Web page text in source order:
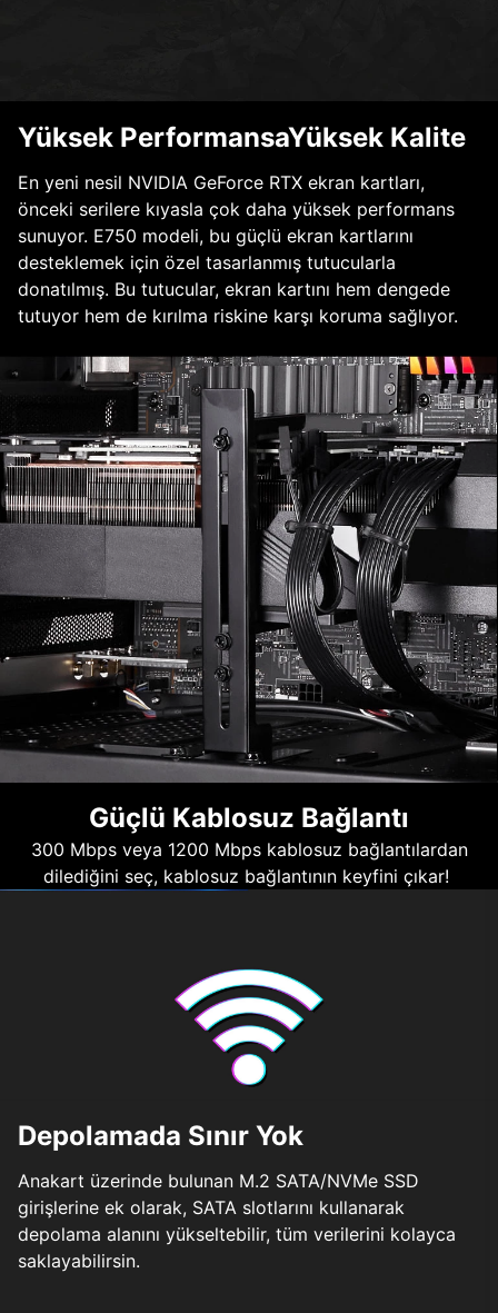
Yüksek PerformansaYüksek Kalite
En yeni nesil NVIDIA GeForce RTX ekran kartları,
önceki serilere kıyasla çok daha yüksek performans
sunuyor. E750 modeli, bu güçlü ekran kartlarını
desteklemek için özel tasarlanmış tutucularla
donatılmış. Bu tutucular, ekran kartını hem dengede
tutuyor hem de kırılma riskine karşı koruma sağlıyor.
Güçlü Kablosuz Bağlantı
300 Mbps veya 1200 Mbps kablosuz bağlantılardan
dilediğini seç, kablosuz bağlantının keyfini çıkar!
Depolamada Sınır Yok
Anakart üzerinde bulunan M.2 SATA/NVMe SSD
girişlerine ek olarak, SATA slotlarını kullanarak
depolama alanını yükseltebilir, tüm verilerini kolayca
saklayabilirsin.